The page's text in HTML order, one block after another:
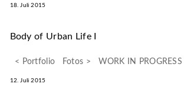
18. Juli 2015
Body of Urban Life I
< Portfolio Fotos > WORK IN PROGRESS
12. Juli 2015